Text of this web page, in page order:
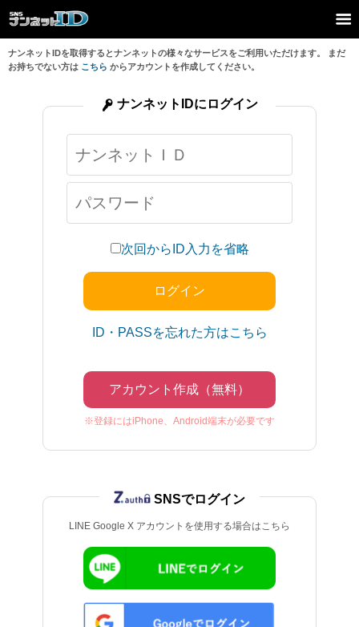
ナンネットIDを取得するとナンネットの様々なサービスをご利用いただけます。 まだ
お持ちでない方は こちら からアカウントを作成してください。
次回からID入力を省略
ID・PASSを忘れた方はこちら
アカウント作成（無料）
※登録にはiPhone、Android端末が必要です
ナンネットIDにログイン
LINE Google X アカウントを使用する場合はこちら
SNSでログイン